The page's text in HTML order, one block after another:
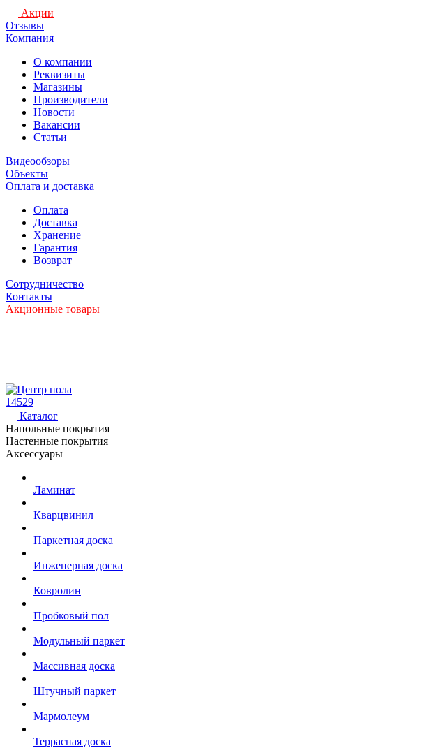
Акции
Отзывы
Компания
О компании
Реквизиты
Магазины
Производители
Новости
Вакансии
Статьи
Видеообзоры
Объекты
Оплата и доставка
Оплата
Доставка
Хранение
Гарантия
Возврат
Сотрудничество
Контакты
Акционные товары
14529
Каталог
Напольные покрытия
Настенные покрытия
Аксессуары
Ламинат
Кварцвинил
Паркетная доска
Инженерная доска
Ковролин
Пробковый пол
Модульный паркет
Массивная доска
Штучный паркет
Мармолеум
Террасная доска